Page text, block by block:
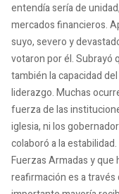
entendía sería de
mercados financieros.
suyo, severo y
votaron por él. Subrayó
también la capacidad
liderazgo. Muchas
fuerza de las
iglesia, ni los
colaboró a la
Fuerzas Armadas y que
reafirmación es a